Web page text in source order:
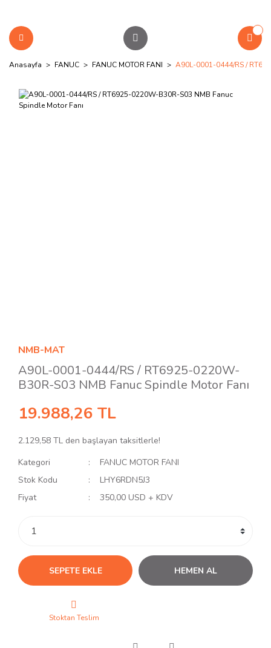
Anasayfa FANUC FANUC MOTOR FANI A90L-0001-0444/RS /
NMB-MAT
A90L-0001-0444/RS / RT6925-0220W-
B30R-S03 NMB Fanuc Spindle Motor Fanı
19.988,26 TL
2.129,58 TL den başlayan taksitlerle!
Kategori
FANUC MOTOR FANI
Stok Kodu
LHY6RDN5J3
Fiyat
350,00 USD + KDV
SEPETE EKLE HEMEN AL
Stoktan Teslim